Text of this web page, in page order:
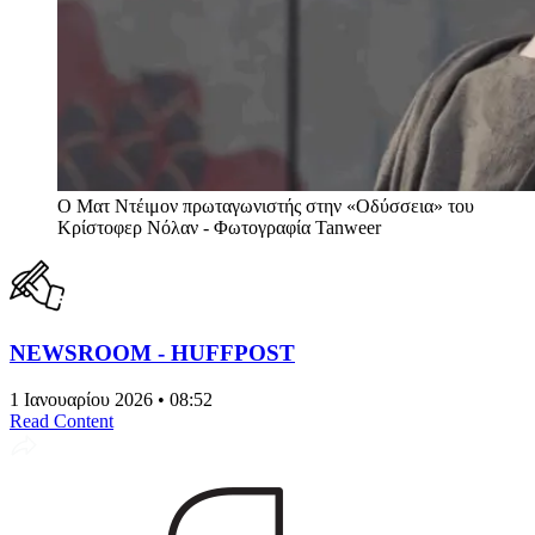
Ο Ματ Ντέιμον πρωταγωνιστής στην «Οδύσσεια» του
Κρίστοφερ Νόλαν - Φωτογραφία Tanweer
NEWSROOM - HUFFPOST
1 Ιανουαρίου 2026 • 08:52
Read Content